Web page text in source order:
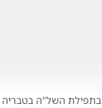
בתפילת השל"ה בטבריה